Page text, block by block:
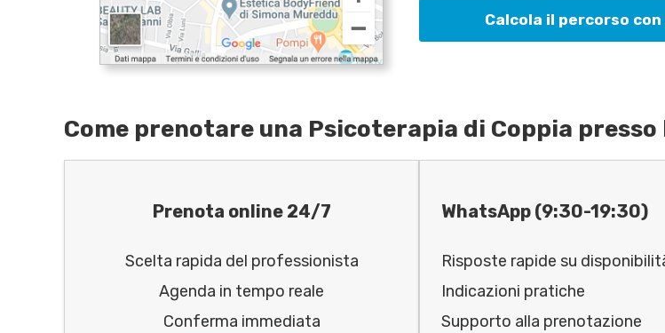
Calcola il percorso con
Come prenotare una Psicoterapia di Coppia presso
Prenota online 24/7
Scelta rapida del professionista
Agenda in tempo reale
Conferma immediata
WhatsApp (9:30-19:30)
Risposte rapide su
Indicazioni pratiche
Supporto alla prenotazione